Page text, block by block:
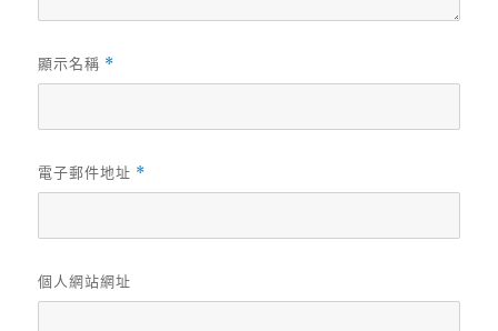
顯示名稱 *
電子郵件地址 *
個人網站網址